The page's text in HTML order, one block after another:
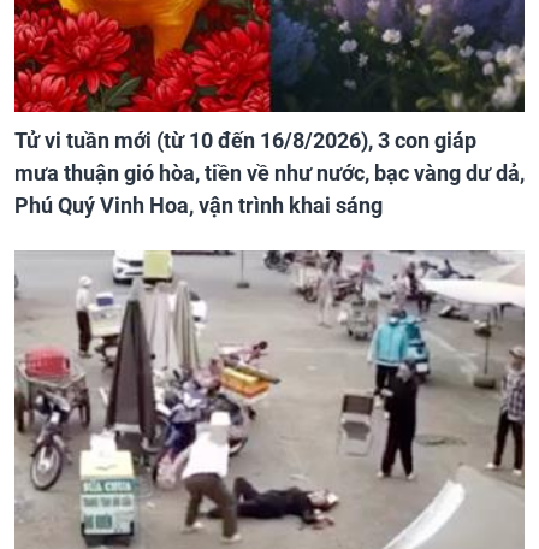
Tử vi tuần mới (từ 10 đến 16/8/2026), 3 con giáp
mưa thuận gió hòa, tiền về như nước, bạc vàng dư dả,
Phú Quý Vinh Hoa, vận trình khai sáng